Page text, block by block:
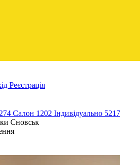
Реєстрація
Салон 1202 Індивідуально 5217
Сновськ